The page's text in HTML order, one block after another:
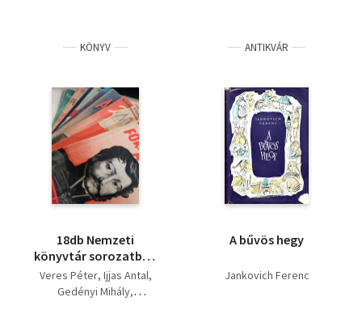
KÖNYV
18db Nemzeti
könyvtár sorozatból:
Látófa+ Pázmány a
nemzetpolitikus+ 60
Veres Péter Ijjas Antal
Gedényi Mihály
ANTIKVÁR
A bűvös hegy
Jankovich Ferenc